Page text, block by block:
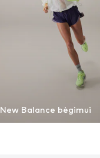
New Balance bėgimui